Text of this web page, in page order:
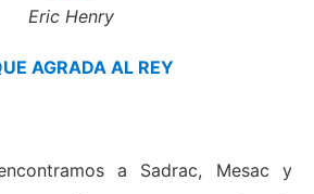
Eric Henry
AGRADA AL REY
a Sadrac, Mesac y